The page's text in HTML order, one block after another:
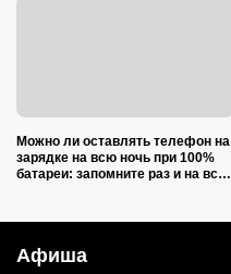
Можно ли оставлять телефон на
зарядке на всю ночь при 100%
батареи: запомните раз и на всю
Афиша